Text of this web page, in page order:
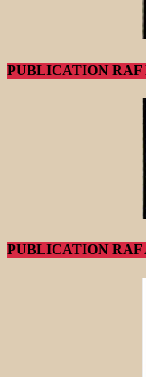
PUBLICATION RAF
PUBLICATION RAF